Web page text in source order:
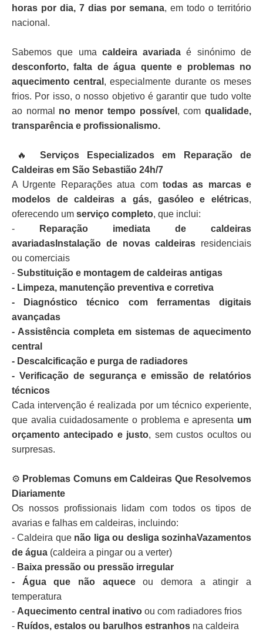
horas por dia, 7 dias por semana, em todo o território
nacional.
Sabemos que uma caldeira avariada é sinónimo de
desconforto, falta de água quente e problemas no
aquecimento central , especialmente durante os meses
frios. Por isso, o nosso objetivo é garantir que tudo volte
ao normal no menor tempo possível , comqualidade,
transparência e profissionalismo.
🔥
Serviços Especializados em Reparação de
Caldeiras em São Sebastião 24h/7
A Urgente Reparações atua com todas as marcas e
modelos de caldeiras a gás, gasóleo e elétricas,
oferecendo um serviço completo, que inclui:
-
Reparação imediata de caldeiras
avariadasInstalação de novas caldeiras residenciais
ou comerciais
- Substituição e montagem de caldeiras antigas
- Limpeza, manutenção preventiva e corretiva
- Diagnóstico técnico com ferramentas digitais
avançadas
- Assistência completa em sistemas de aquecimento
central
- Descalcificação e purga de radiadores
- Verificação de segurança e emissão de relatórios
técnicos
Cada intervenção é realizada por um técnico experiente,
que avalia cuidadosamente o problema e apresenta um
orçamento antecipado e justo, sem custos ocultos ou
surpresas.
⚙️ Problemas Comuns em Caldeiras Que Resolvemos
Diariamente
Os nossos profissionais lidam com todos os tipos de
avarias e falhas em caldeiras, incluindo:
- Caldeira que não liga ou desliga sozinhaVazamentos
de água (caldeira a pingar ou a verter)
- Baixa pressão ou pressão irregular
- Água que não aqueceou demora a atingir a
temperatura
- Aquecimento central inativo ou com radiadores frios
- Ruídos, estalos ou barulhos estranhos na caldeira